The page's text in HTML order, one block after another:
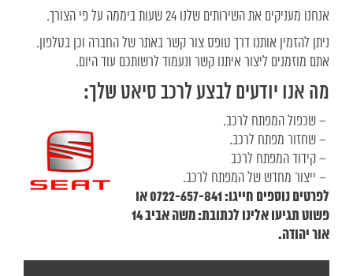
אנחנו מעניקים את השירותים שלנו 24 שעות ביממה על פי הצורך.
ניתן להזמין אותנו דרך טופס צור קשר באתר של החברה וכן בטלפון.
אתם מוזמנים ליצור איתנו קשר ונעמוד לרשותכם עוד היום.
מה אנו יודעים לבצע לרכב סיאט שלך:
– שכפול המפתח לרכב.
– שחזור מפתח לרכב.
– קידוד המפתח לרכב
– ייצור מחדש של המפתח לרכב.
לפרטים נוספים חייגו: 0722-657-841 או
פשוט תגיעו אלינו לכתובת: משה אביב 14
אור יהודה.